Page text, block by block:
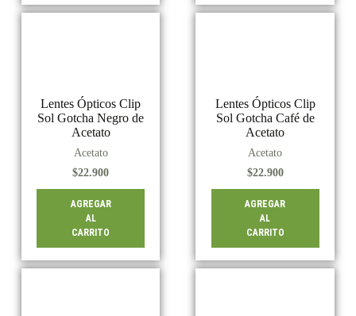
Lentes Ópticos Clip
Sol Gotcha Negro de
Acetato
Acetato
$22.900
AGREGAR
AL
CARRITO
Lentes Ópticos Clip
Sol Gotcha Café de
Acetato
Acetato
$22.900
AGREGAR
AL
CARRITO